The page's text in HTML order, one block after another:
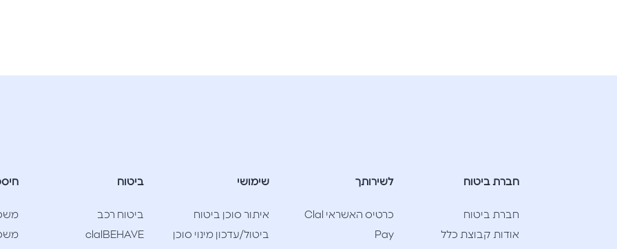
חברת ביטוח
חברת ביטוח
אודות קבוצת כלל
לשירותך
כרטיס האשראי Clal
Pay
שימושי
איתור סוכן ביטוח
ביטול/עדכון מינוי סוכן
ביטוח
ביטוח רכב
clalBEHAVE